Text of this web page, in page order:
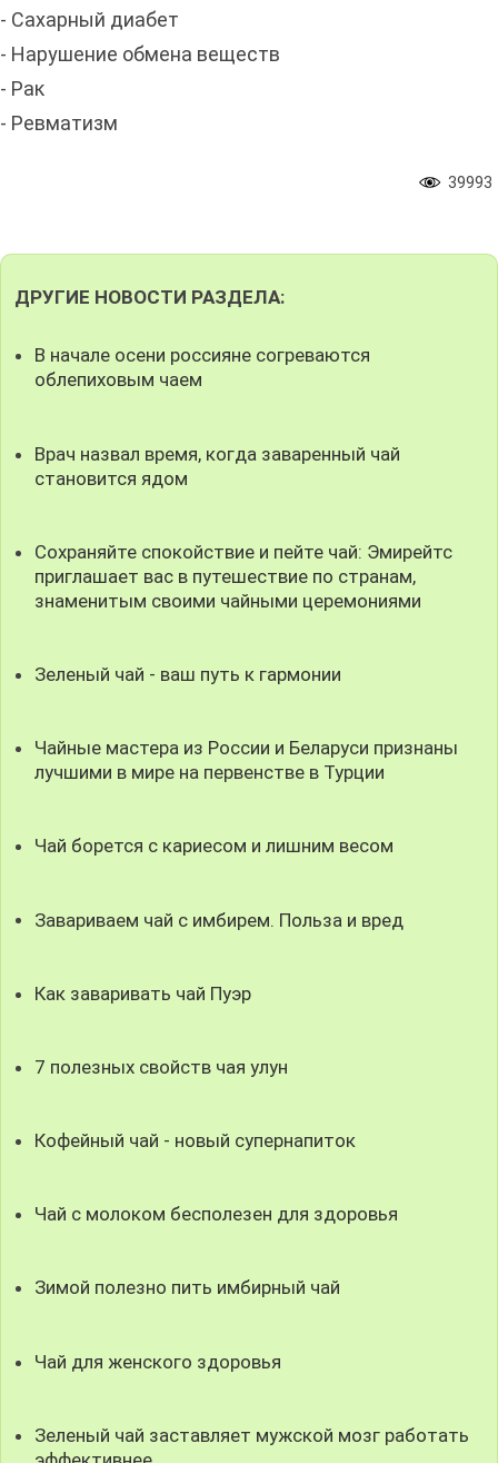
- Сахарный диабет
- Нарушение обмена веществ
- Рак
- Ревматизм
39993
ДРУГИЕ НОВОСТИ РАЗДЕЛА:
В начале осени россияне согреваются
облепиховым чаем
Врач назвал время, когда заваренный чай
становится ядом
Сохраняйте спокойствие и пейте чай: Эмирейтс
приглашает вас в путешествие по странам,
знаменитым своими чайными церемониями
Зеленый чай - ваш путь к гармонии
Чайные мастера из России и Беларуси признаны
лучшими в мире на первенстве в Турции
Чай борется с кариесом и лишним весом
Завариваем чай с имбирем. Польза и вред
Как заваривать чай Пуэр
7 полезных свойств чая улун
Кофейный чай - новый супернапиток
Чай с молоком бесполезен для здоровья
Зимой полезно пить имбирный чай
Чай для женского здоровья
Зеленый чай заставляет мужской мозг работать